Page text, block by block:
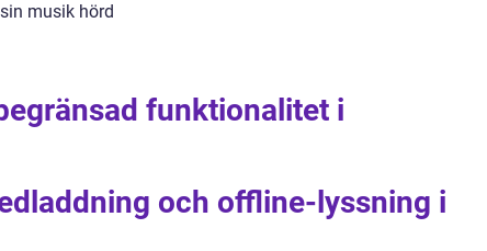
musik hörd
funktionalitet i
och offline-lyssning i